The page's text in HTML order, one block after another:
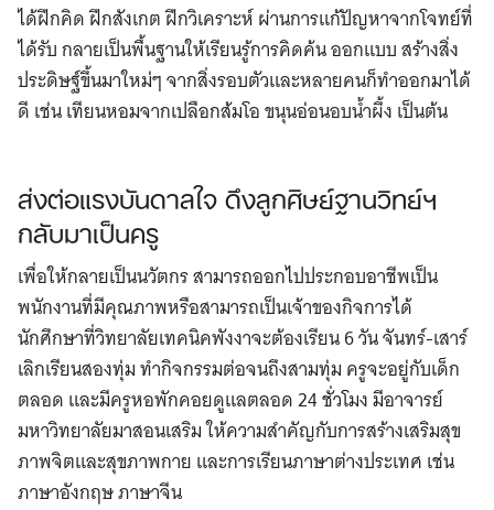
ได้ฝึกคิด ฝึกสังเกต ฝึกวิเคราะห์ ผ่านการแก้ปัญหาจากโจทย์ที่
ได้รับ กลายเป็นพื้นฐานให้เรียนรู้การคิดค้น ออกแบบ สร้างสิ่ง
ประดิษฐ์ขึ้นมาใหม่ๆ จากสิ่งรอบตัวและหลายคนก็ทำออกมาได้
ดี เช่น เทียนหอมจากเปลือกส้มโอ ขนุนอ่อนอบน้ำผึ้ง เป็นต้น
ส่งต่อแรงบันดาลใจ ดึงลูกศิษย์ฐานวิทย์ฯ
กลับมาเป็นครู
เพื่อให้กลายเป็นนวัตกร สามารถออกไปประกอบอาชีพเป็น
พนักงานที่มีคุณภาพหรือสามารถเป็นเจ้าของกิจการได้
นักศึกษาที่วิทยาลัยเทคนิคพังงาจะต้องเรียน 6 วัน จันทร์-เสาร์
เลิกเรียนสองทุ่ม ทำกิจกรรมต่อจนถึงสามทุ่ม ครูจะอยู่กับเด็ก
ตลอด และมีครูหอพักคอยดูแลตลอด 24 ชั่วโมง มีอาจารย์
มหาวิทยาลัยมาสอนเสริม ให้ความสำคัญกับการสร้างเสริมสุข
ภาพจิตและสุขภาพกาย และการเรียนภาษาต่างประเทศ เช่น
ภาษาอังกฤษ​ ภาษาจีน